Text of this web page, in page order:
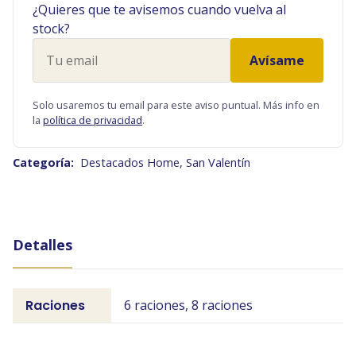
¿Quieres que te avisemos cuando vuelva al
stock?
email
Avísame
Solo usaremos tu email para este aviso puntual. Más info en
la política de privacidad.
Categoría: Destacados Home, San Valentín
Detalles
Raciones 6 raciones, 8 raciones